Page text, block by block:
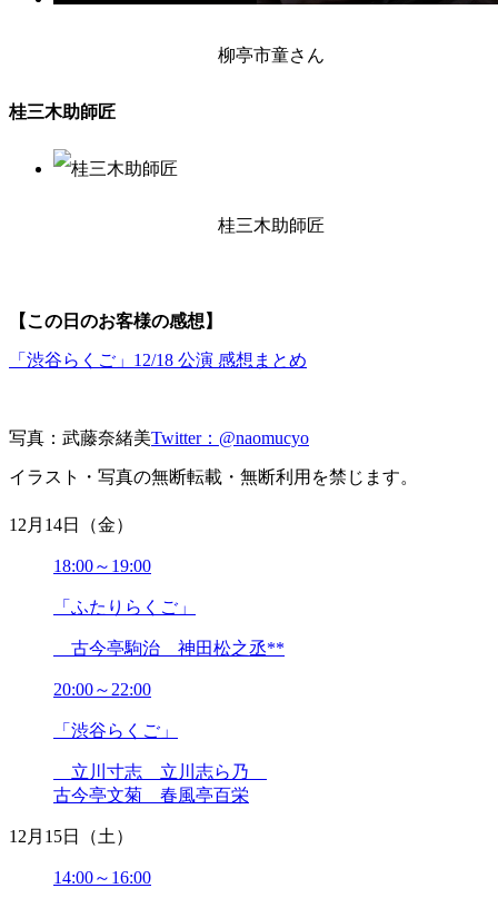
柳亭市童さん
桂三木助師匠
桂三木助師匠
【この日のお客様の感想】
「渋谷らくご」12/18 公演 感想まとめ
写真：武藤奈緒美Twitter：@naomucyo
イラスト・写真の無断転載・無断利用を禁じます。
12月14日（金）
18:00～19:00
「ふたりらくご」
古今亭駒治 神田松之丞**
20:00～22:00
「渋谷らくご」
立川寸志 立川志ら乃
古今亭文菊 春風亭百栄
12月15日（土）
14:00～16:00